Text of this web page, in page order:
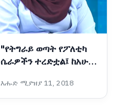
"የትግራይ ወጣት የፖለቲካ
ሴራዎችን ተረድቷል፤ ከአሁን
አይሆንም"፦ የቀድሞዋ አፈ-
ጉባኤ ኬሪያ ኢብራሂም
እሑድ ሚያዝያ 11, 2018